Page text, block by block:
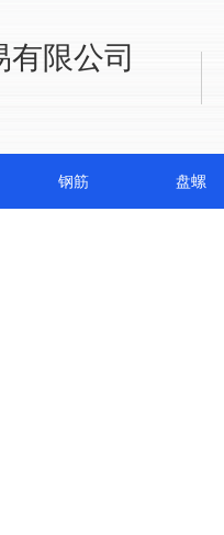
钢筋 盘螺